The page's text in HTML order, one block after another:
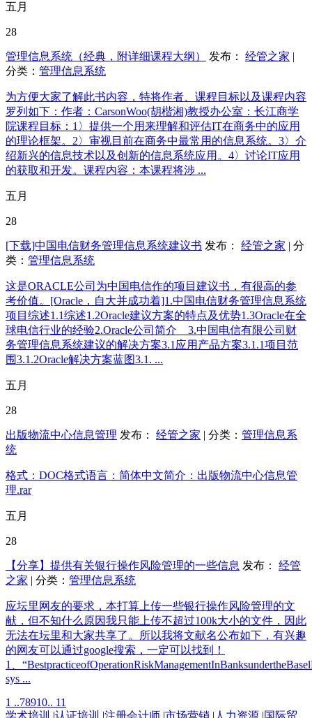
五月
28
管理信息系统（经典，附详细课程大纲） 发布： 经管之家 |
分类： 管理信息系统
为方便大家了解此书内容，特将作者、课程目标以及课程内容
罗列如下：作者：CarsonWoo(胡楷湘)教授办公室：长江商学
院课程目标：1〉提供一个用来理解和评估IT在商务中的应用
的理论框架。2〉审视目前在商务中最常用的信息系统。3〉介
绍新兴的信息技术以及创新的信息系统应用。4〉讨论IT应用
的获取和开发。课程内容：本课程将涉 ...
五月
28
[下载]中国电信财务管理信息系统建议书 发布： 经管之家 | 分
类： 管理信息系统
这是ORACLE公司为中国电信作的项目建议书，有很高的参
考价值。[Oracle，自大并成功着]1.中国电信财务管理信息系统
项目综述1.1综述1.2Oracle建议方案的特点及优势1.3Oracle在全
球电信行业的经验2.Oracle公司简介 3.中国电信有限公司财
务管理信息系统建议的解决方案3.1应用产品方案3.1.1项目范
围3.1.2Oracle解决方案蓝图3.1. ...
五月
28
出版物流中心信息管理 发布： 经管之家 | 分类： 管理信息系
统
格式：DOC格式语言：简体中文简介：出版物流中心信息管
理.rar
五月
28
【分享】提供有关银行操作风险管理的一些信息 发布： 经管
之家 | 分类： 管理信息系统
应坛里网友的要求，本打算上传一些银行操作风险管理的文
献，但不知什么原因我只能上传不超过100k大小的文件，因此
无法在坛里和大家共享了。所以我将文献名公布如下，有兴趣
的网友可以通过google搜索，一定可以找到！
1、
sys ...
1 ..78910.. 11
学术培训 |认证培训 |注册会计师 |市场营销 | 人力资源 |国际贸